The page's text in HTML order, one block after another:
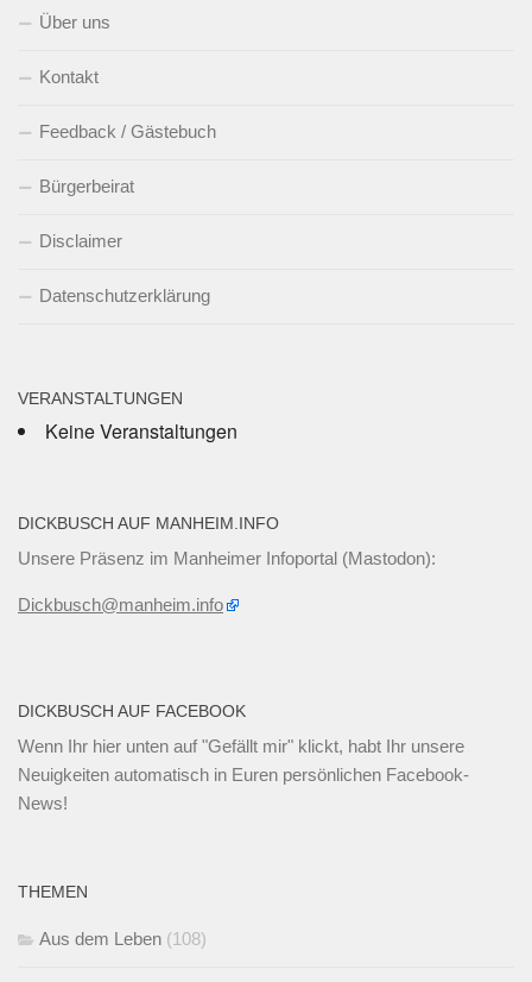
Über uns
Kontakt
Feedback / Gästebuch
Bürgerbeirat
Disclaimer
Datenschutzerklärung
VERANSTALTUNGEN
Keine Veranstaltungen
DICKBUSCH AUF MANHEIM.INFO
Unsere Präsenz im Manheimer Infoportal (Mastodon):
Dickbusch@manheim.info
DICKBUSCH AUF FACEBOOK
Wenn Ihr hier unten auf "Gefällt mir" klickt, habt Ihr unsere
Neuigkeiten automatisch in Euren persönlichen Facebook-
News!
THEMEN
Aus dem Leben (108)